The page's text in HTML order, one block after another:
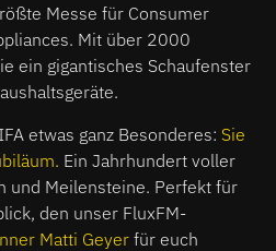
Messe für Consumer
Mit über 2000
ein gigantisches Schaufenster
etwas ganz Besonderes: Sie
Ein Jahrhundert voller
und Meilensteine. Perfekt für
den unser FluxFM-
Matti Geyer für euch